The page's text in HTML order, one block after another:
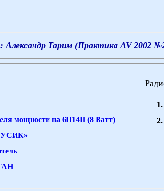
Александр Тарим (Практика AV 2002
мощности на 6П14П (8 Ватт)